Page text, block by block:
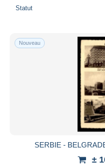
Statut
Nouveau
SERBIE -
±